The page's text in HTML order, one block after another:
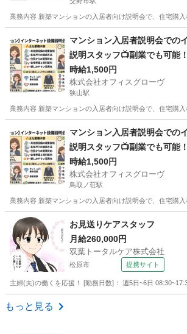
業務内容 新築マンションの入居者向け説明会で、住宅購
接客 スタッフ
マンション入居者説明会での
説明スタッフ📺副業でも可能
時給1,500円
株式会社オフィスグローヴ
狭山駅
業務内容 新築マンションの入居者向け説明会で、住宅購
接客 スタッフ
マンション入居者説明会での
説明スタッフ📺副業でも可能
時給1,500円
株式会社オフィスグローヴ
鳥取ノ荘駅
業務内容 新築マンションの入居者向け説明会で、住宅購
大阪 阪南市 鳥取ノ荘駅 接客
お見送りケアスタッフ
月給260,000円
双葉トータルケア株式会社
松原市 提携サイト
主婦(夫)の働くを応援！ [勤務日数]： 週5日~6日
大阪 松原市
もっと見る